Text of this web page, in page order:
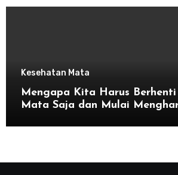
Kesehatan Mata
Mengapa Kita Harus
Mata Saja dan Mulai